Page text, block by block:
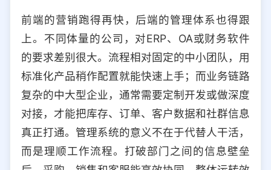
前端的营销跑得再快，后端的管理体系也得跟
上。不同体量的公司，对ERP、OA或财务软件
的要求差别很大。流程相对固定的中小团队，用
标准化产品稍作配置就能快速上手；而业务链路
复杂的中大型企业，通常需要定制开发或做深度
对接，才能把库存、订单、客户数据和社群信息
真正打通。管理系统的意义不在于代替人干活，
而是理顺工作流程。打破部门之间的信息壁垒